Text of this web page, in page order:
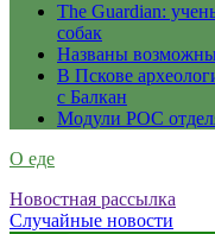
The Guardian:
собак
Названы
В Пскове
с Балкан
Модули РОС
О еде
Новостная рассылка
Случайные новости